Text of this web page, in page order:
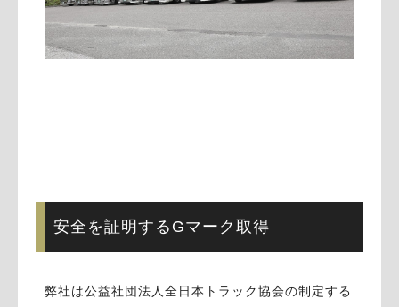
安全を証明するGマーク取得
弊社は公益社団法人全日本トラック協会の制定する